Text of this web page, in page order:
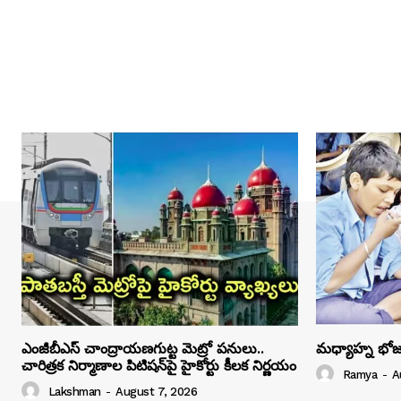
ఎంజీబీఎస్ చాంద్రాయణగుట్ట మెట్రో పనులు..
చారిత్రక నిర్మాణాల పిటిషన్‌పై హైకోర్టు కీలక నిర్ణయం
Lakshman - August 7, 2026
మధ్యాహ్న
Ramya -